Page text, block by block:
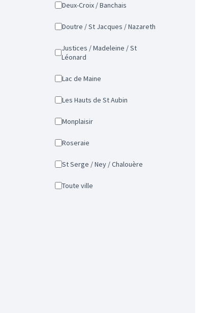
Deux-Croix / Banchais
Doutre / St Jacques / Nazareth
Justices / Madeleine / St
Léonard
Lac de Maine
Les Hauts de St Aubin
Monplaisir
Roseraie
St Serge / Ney / Chalouère
Toute ville